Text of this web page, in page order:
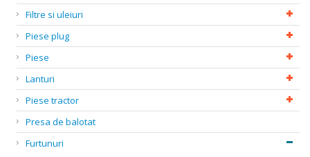
Filtre si uleiuri
Piese plug
Piese
Lanturi
Piese tractor
Presa de balotat
Furtunuri